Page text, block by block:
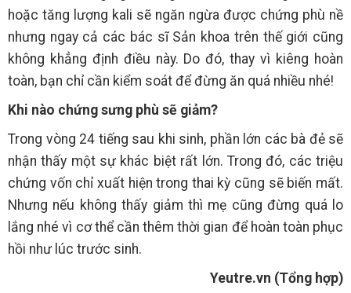
hoặc tăng lượng kali sẽ ngăn ngừa được chứng phù nề
nhưng ngay cả các bác sĩ Sản khoa trên thế giới cũng
không khẳng định điều này. Do đó, thay vì kiêng hoàn
toàn, bạn chỉ cần kiểm soát để đừng ăn quá nhiều nhé!
Khi nào chứng sưng phù sẽ giảm?
Trong vòng 24 tiếng sau khi sinh, phần lớn các bà đẻ sẽ
nhận thấy một sự khác biệt rất lớn. Trong đó, các triệu
chứng vốn chỉ xuất hiện trong thai kỳ cũng sẽ biến mất.
Nhưng nếu không thấy giảm thì mẹ cũng đừng quá lo
lắng nhé vì cơ thể cần thêm thời gian để hoàn toàn phục
hồi như lúc trước sinh.
Yeutre.vn (Tổng hợp)